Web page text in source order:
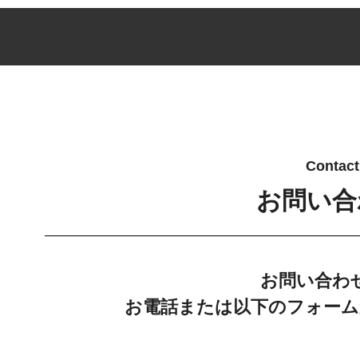
Contact
お問い
お問い合わ
お電話または以下のフォー